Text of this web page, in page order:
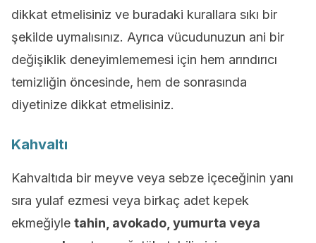
dikkat etmelisiniz ve buradaki kurallara sıkı bir
şekilde uymalısınız. Ayrıca vücudunuzun ani bir
değişiklik deneyimlememesi için hem arındırıcı
temizliğin öncesinde, hem de sonrasında
diyetinize dikkat etmelisiniz.
Kahvaltı
Kahvaltıda bir meyve veya sebze içeceğinin yanı
sıra yulaf ezmesi veya birkaç adet kepek
ekmeğiyle tahin, avokado, yumurta veya